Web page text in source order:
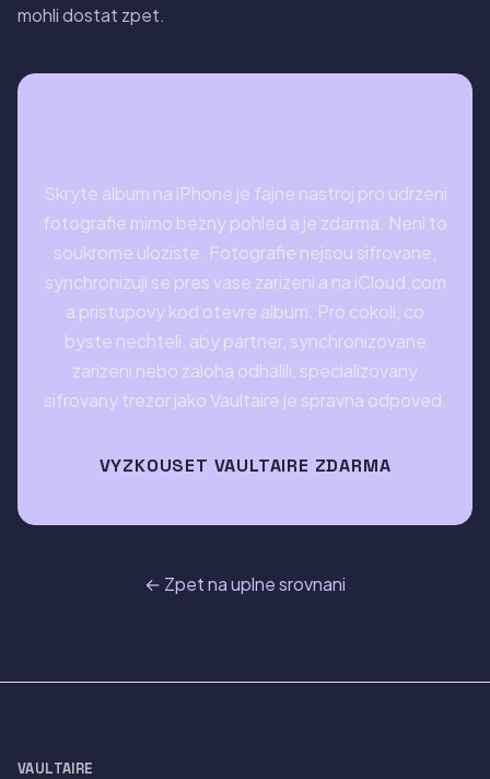
mohli dostat zpet.
Skryte album na iPhone je fajne nastroj pro udrzeni
fotografie mimo bezny pohled a je zdarma. Neni to
soukrome uloziste. Fotografie nejsou sifrovane,
synchronizuji se pres vase zarizeni a na iCloud.com
a pristupovy kod otevre album. Pro cokoli, co
byste nechteli, aby partner, synchronizovane
zarizeni nebo zaloha odhalili, specializovany
sifrovany trezor jako Vaultaire je spravna odpoved.
VYZKOUSET VAULTAIRE ZDARMA
← Zpet na uplne srovnani
VAULTAIRE